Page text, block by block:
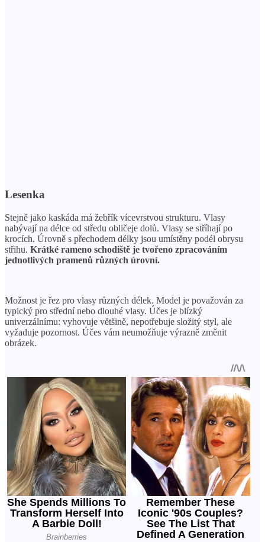
Lesenka
Stejně jako kaskáda má žebřík vícevrstvou strukturu. Vlasy
nabývají na délce od středu obličeje dolů. Vlasy se stříhají po
krocích. Úrovně s přechodem délky jsou umístěny podél obrysu
střihu. Krátké rameno schodiště je tvořeno zpracováním
jednotlivých pramenů různých úrovní.
Možnost je řez pro vlasy různých délek. Model je považován za
typický pro střední nebo dlouhé vlasy. Účes je blízký
univerzálnímu: vyhovuje většině, nepotřebuje složitý styl, ale
vyžaduje pozornost. Účes vám neumožňuje výrazně změnit
obrázek.